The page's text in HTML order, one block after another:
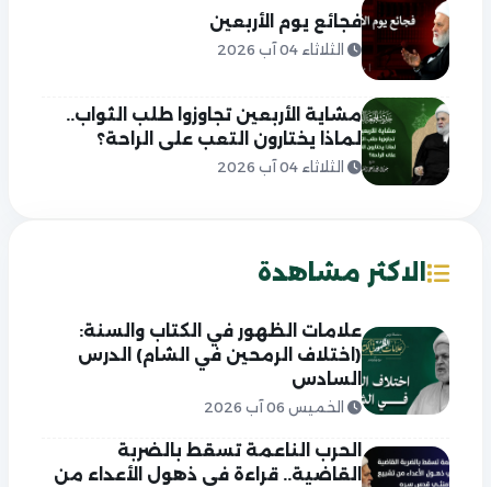
فجائع يوم الأربعين
الثلاثاء 04 آب 2026
مشاية الأربعين تجاوزوا طلب الثواب..
لماذا يختارون التعب على الراحة؟
الثلاثاء 04 آب 2026
الاكثر مشاهدة
علامات الظهور في الكتاب والسنة:
(اختلاف الرمحين في الشام) الدرس
السادس
الخميس 06 آب 2026
الحرب الناعمة تسقط بالضربة
القاضية.. قراءة في ذهول الأعداء من